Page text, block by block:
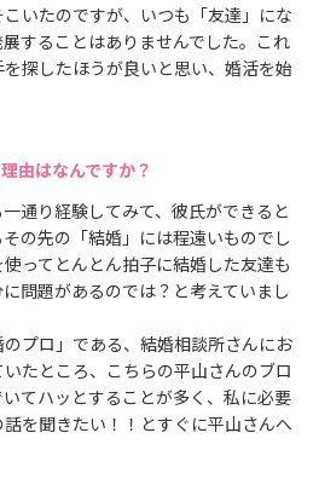
いたのですが、いつも「友達」にな
することはありませんでした。これ
探したほうが良いと思い、婚活を始
由はなんですか？
通り経験してみて、彼氏ができると
の先の「結婚」には程遠いものでし
ってとんとん拍子に結婚した友達も
問題があるのでは？と考えていまし
プロ」である、結婚相談所さんにお
たところ、こちらの平山さんのブロ
てハッとすることが多く、私に必要
を聞きたい！！とすぐに平山さんへ